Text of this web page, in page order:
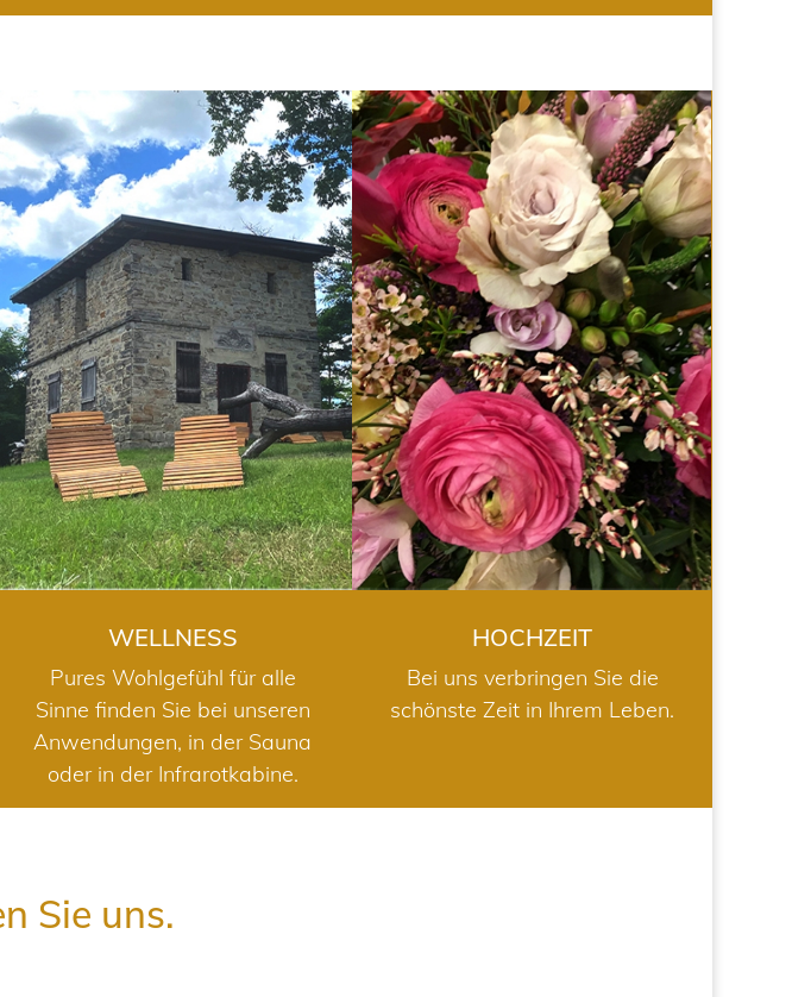
WELLNESS
WELLNESS
Pures Wohlgefühl für alle
Sinne finden Sie bei unseren
Anwendungen, in der Sauna
oder in der Infrarotkabine.
HOCHZEIT
HOCHZEIT
Bei uns verbringen Sie die
schönste Zeit in Ihrem Leben.
Sie uns.